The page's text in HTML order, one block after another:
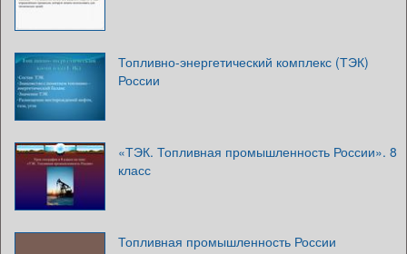
Топливно-энергетический комплекс (ТЭК)
России
«ТЭК. Топливная промышленность России». 8
класс
Топливная промышленность России